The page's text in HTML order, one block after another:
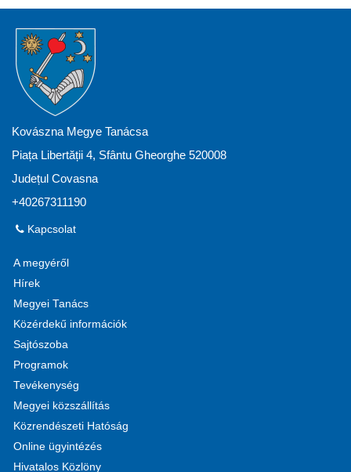
Kovászna Megye Tanácsa
Piața Libertății 4, Sfântu Gheorghe 520008
Județul Covasna
+40267311190
Kapcsolat
A megyéről
Hírek
Megyei Tanács
Közérdekű információk
Sajtószoba
Programok
Tevékenység
Megyei közszállítás
Közrendészeti Hatóság
Online ügyintézés
Hivatalos Közlöny